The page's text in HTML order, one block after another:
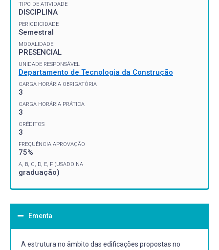
TIPO DE ATIVIDADE
DISCIPLINA
PERIODICIDADE
Semestral
MODALIDADE
PRESENCIAL
UNIDADE RESPONSÁVEL
Departamento de Tecnologia da Construção
CARGA HORÁRIA OBRIGATÓRIA
3
CARGA HORÁRIA PRÁTICA
3
CRÉDITOS
3
FREQUÊNCIA APROVAÇÃO
75%
A, B, C, D, E, F (USADO NA
graduação)
Ementa
A estrutura no âmbito das edificações propostas no